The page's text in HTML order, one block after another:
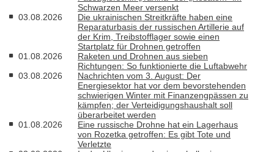
Schwarzen Meer versenkt
03.08.2026
Die ukrainischen Streitkräfte haben eine
Reparaturbasis der russischen Artillerie auf
der Krim, Treibstofflager sowie einen
Startplatz für Drohnen getroffen
01.08.2026
Raketen und Drohnen aus sieben
Richtungen: So funktionierte die Luftabwehr
03.08.2026
Nachrichten vom 3. August: Der
Energiesektor hat vor dem bevorstehenden
schwierigen Winter mit Finanzengpässen zu
kämpfen; der Verteidigungshaushalt soll
überarbeitet werden
01.08.2026
Eine russische Drohne hat ein Lagerhaus
von Rozetka getroffen: Es gibt Tote und
Verletzte